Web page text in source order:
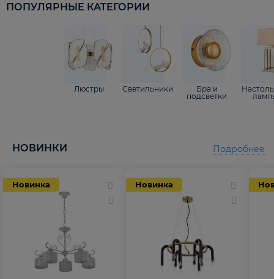
ПОПУЛЯРНЫЕ КАТЕГОРИИ
Люстры Светильники
Бра и
подсветки
НОВИНКИ
Новинка Новинка
Подробнее